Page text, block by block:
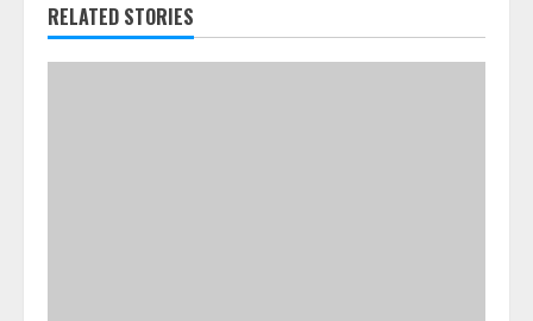
RELATED STORIES